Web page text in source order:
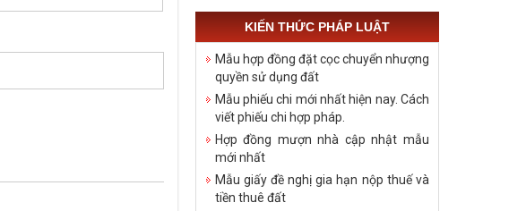
KIẾN THỨC PHÁP LUẬT
Mẫu hợp đồng đặt cọc chuyển nhượng
quyền sử dụng đất
Mẫu phiếu chi mới nhất hiện nay. Cách
viết phiếu chi hợp pháp.
Hợp đồng mượn nhà cập nhật mẫu
mới nhất
Mẫu giấy đề nghị gia hạn nộp thuế và
tiền thuê đất